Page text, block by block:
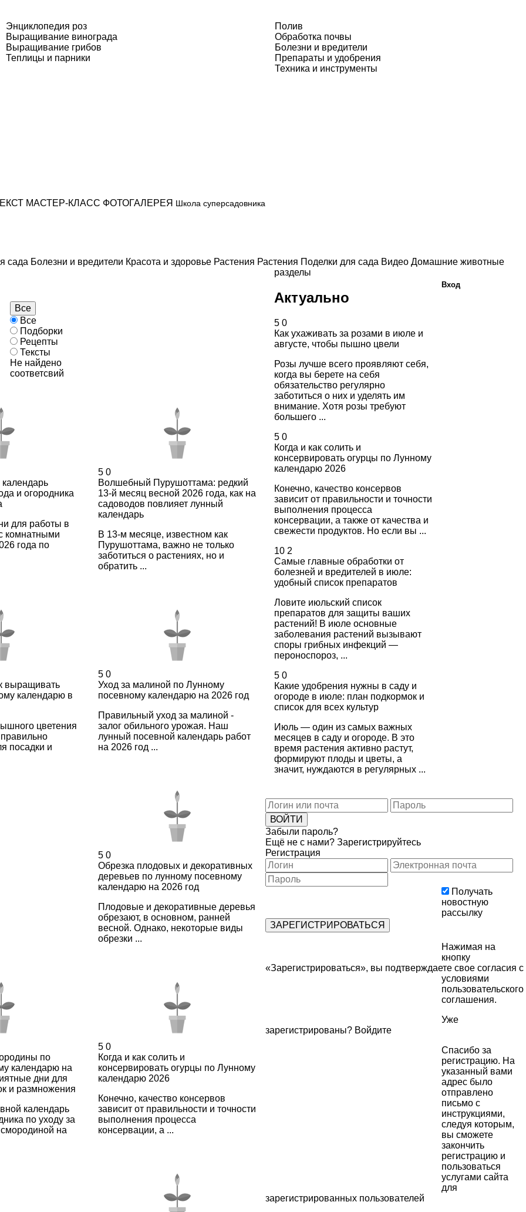
Энциклопедия роз
Выращивание винограда
Выращивание грибов
Теплицы и парники
Полив
Обработка почвы
Болезни и вредители
Препараты и удобрения
Техника и инструменты
МАСТЕР-КЛАСС ФОТОГАЛЕРЕЯ Школа суперсадовника
сада Болезни и вредители Красота и здоровье Растения Растения Поделки для сада Видео Домашние животные
Все
Все
Подборки
Рецепты
Тексты
Не найдено
соответсвий
и огородника
для работы в
комнатными
года по
5 0
Волшебный Пурушоттама: редкий
13-й месяц весной 2026 года, как на
садоводов повлияет лунный
календарь
В 13-м месяце, известном как
Пурушоттама, важно не только
заботиться о растениях, но и
обратить ...
выращивать
календарю в
цветения
посадки и
5 0
Уход за малиной по Лунному
посевному календарю на 2026 год
Правильный уход за малиной -
залог обильного урожая. Наш
лунный посевной календарь работ
на 2026 год ...
5 0
Обрезка плодовых и декоративных
деревьев по лунному посевному
календарю на 2026 год
Плодовые и декоративные деревья
обрезают, в основном, ранней
весной. Однако, некоторые виды
обрезки ...
по
календарю на
дни для
и размножения
календарь
по уходу за
на
5 0
Когда и как солить и
консервировать огурцы по Лунному
календарю 2026
Конечно, качество консервов
зависит от правильности и точности
выполнения процесса
консервации, а ...
разделы
Актуально
5 0
Как ухаживать за розами в июле и
августе, чтобы пышно цвели
Розы лучше всего проявляют себя,
когда вы берете на себя
обязательство регулярно
заботиться о них и уделять им
внимание. Хотя розы требуют
большего ...
5 0
Когда и как солить и
консервировать огурцы по Лунному
календарю 2026
Конечно, качество консервов
зависит от правильности и точности
выполнения процесса
консервации, а также от качества и
свежести продуктов. Но если вы ...
10 2
Самые главные обработки от
болезней и вредителей в июле:
удобный список препаратов
Ловите июльский список
препаратов для защиты ваших
растений! В июле основные
заболевания растений вызывают
споры грибных инфекций —
пероноспороз, ...
5 0
Какие удобрения нужны в саду и
огороде в июле: план подкормок и
список для всех культур
Июль — один из самых важных
месяцев в саду и огороде. В это
время растения активно растут,
формируют плоды и цветы, а
значит, нуждаются в регулярных ...
Вход
Забыли пароль?
Ещё не с нами? Зарегистрируйтесь
Регистрация
Получать
новостную
рассылку
Нажимая на
кнопку
«Зарегистрироваться», вы подтверждаете свое согласия с
условиями
пользовательского
соглашения.
Уже
зарегистрированы? Войдите
Спасибо за
регистрацию. На
указанный вами
адрес было
отправлено
письмо с
инструкциями,
следуя которым,
вы сможете
закончить
регистрацию и
пользоваться
услугами сайта
для
зарегистрированных пользователей